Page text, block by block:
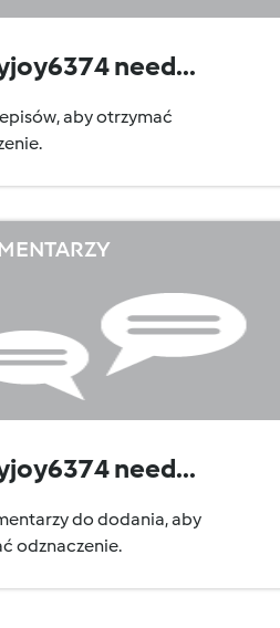
need...
aby otrzymać
need...
do dodania, aby
odznaczenie.